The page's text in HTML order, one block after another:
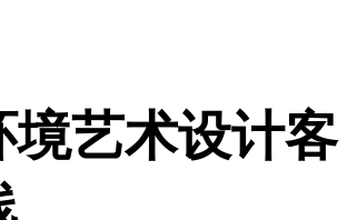
境艺术设计客